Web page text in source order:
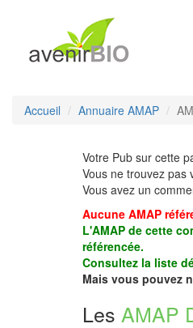
Accueil Annuaire AMAP
Votre Pub sur cette
Vous ne trouvez pas
Vous avez un
Aucune AMAP
L'AMAP de cette
référencée.
Consultez la liste
Mais vous pouvez
Les AMAP